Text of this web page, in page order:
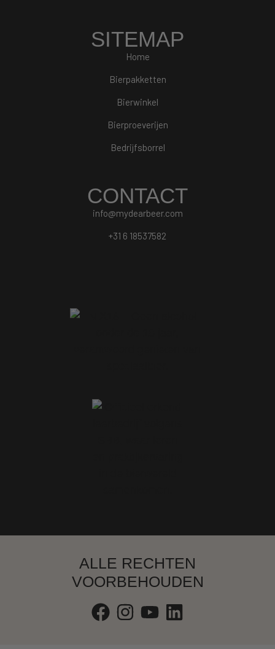
SITEMAP
Home
Bierpakketten
Bierwinkel
Bierproeverijen
Bedrijfsborrel
CONTACT
info@mydearbeer.com
+31 6 18537582
ALLE RECHTEN
VOORBEHOUDEN